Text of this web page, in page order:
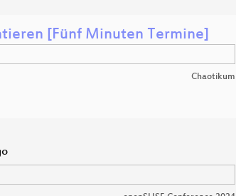
[Fünf Minuten Termine]
Chaotikum